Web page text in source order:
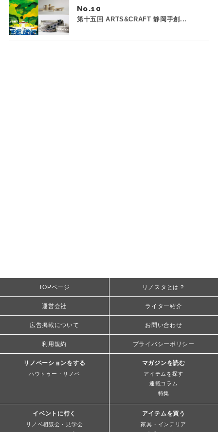
No.
第十五回 ARTS&CRAFT 静岡手創...
TOPページ リノスタとは？
運営会社 ライター紹介
広告掲載について お問い合わせ
利用規約 プライバシーポリシー
リノベーションをする
ハウトゥー・リノベ
マガジンを読む
アイテムを探す
連載コラム
特集
イベントに行く
リノベ相談会・見学会
アイテムを買う
家具・インテリア